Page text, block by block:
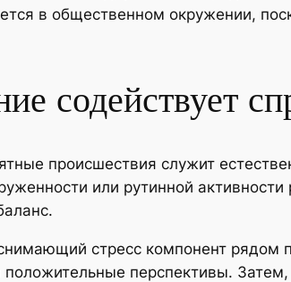
в общественном окружении,
содействует
происшествия служит
или рутинной
стресс компонент рядом
перспективы.